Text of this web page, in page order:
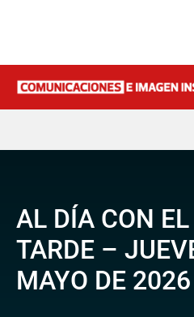
AL DÍA CON
TARDE –
MAYO DE 2026